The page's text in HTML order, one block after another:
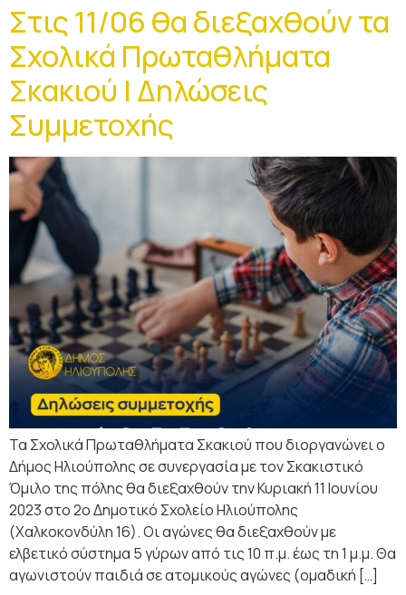
Στις 11/06 θα διεξαχθούν τα
Σχολικά Πρωταθλήματα
Σκακιού | Δηλώσεις
Συμμετοχής
Τα Σχολικά Πρωταθλήματα Σκακιού που διοργανώνει ο
Δήμος Ηλιούπολης σε συνεργασία με τον Σκακιστικό
Όμιλο της πόλης θα διεξαχθούν την Κυριακή 11 Ιουνίου
2023 στο 2ο Δημοτικό Σχολείο Ηλιούπολης
(Χαλκοκονδύλη 16). Οι αγώνες θα διεξαχθούν με
ελβετικό σύστημα 5 γύρων από τις 10 π.μ. έως τη 1 μ.μ. Θα
αγωνιστούν παιδιά σε ατομικούς αγώνες (ομαδική […]